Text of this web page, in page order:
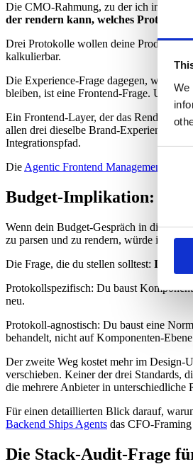
We
Die CMO-Rahmung, zu der ich in
der rendern kann, welches Protokoll
Drei Protokolle wollen deine Produkte.
kalkulierbar.
Die Experience-Frage dagegen, wie
bleiben, ist eine Frontend-Frage. Und
Ein Frontend-Layer, der das Rendering
allen drei dieselbe Brand-Experience
Integrationspfad.
Die Agentic Frontend Management
Budget-Implikation: wo
Wenn dein Budget-Gespräch in diesem
zu parsen und zu rendern, würde ich
Die Frage, die du stellen solltest: Ist
Protokollspezifisch: Du baust
neu.
Protokoll-agnostisch: Du baust eine
behandelt, nicht auf Komponenten-
Der zweite Weg kostet mehr im Design-
verschieben. Keiner der drei Standards,
die mehrere Anbieter in unterschiedliche
Für einen detaillierten Blick darauf,
Backend Ships Agents das CFO-
Die Stack-Audit-Frage